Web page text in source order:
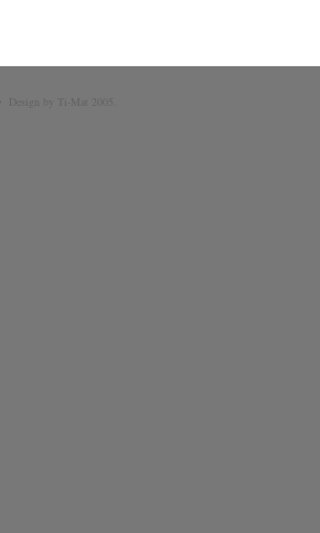
by Ti-Mat 2005.